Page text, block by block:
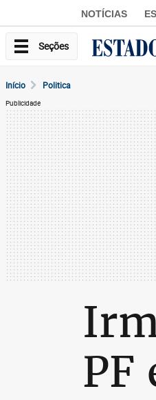
NOTÍCIAS
Seções
Início Politica
Publicidade
PF